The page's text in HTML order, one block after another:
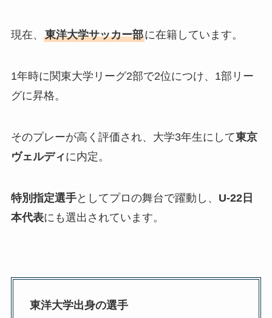
現在、 東洋大学サッカー部に在籍しています。
1年時に関東大学リーグ2部で2位につけ、1部リー
グに昇格。
そのプレーが高く評価され、大学3年生にして東京
ヴェルディに内定。
特別指定選手としてプロの舞台で躍動し、 U-22日
本代表にも選出されています。
東洋大学出身の選手